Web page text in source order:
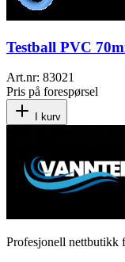
Testball PVC
Art.nr: 83021
Pris på forespørsel
I kurv
Profesjonell nettbutikk